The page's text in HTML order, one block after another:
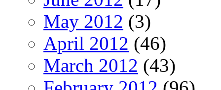
May 2012 (3)
April 2012 (46)
March 2012 (43)